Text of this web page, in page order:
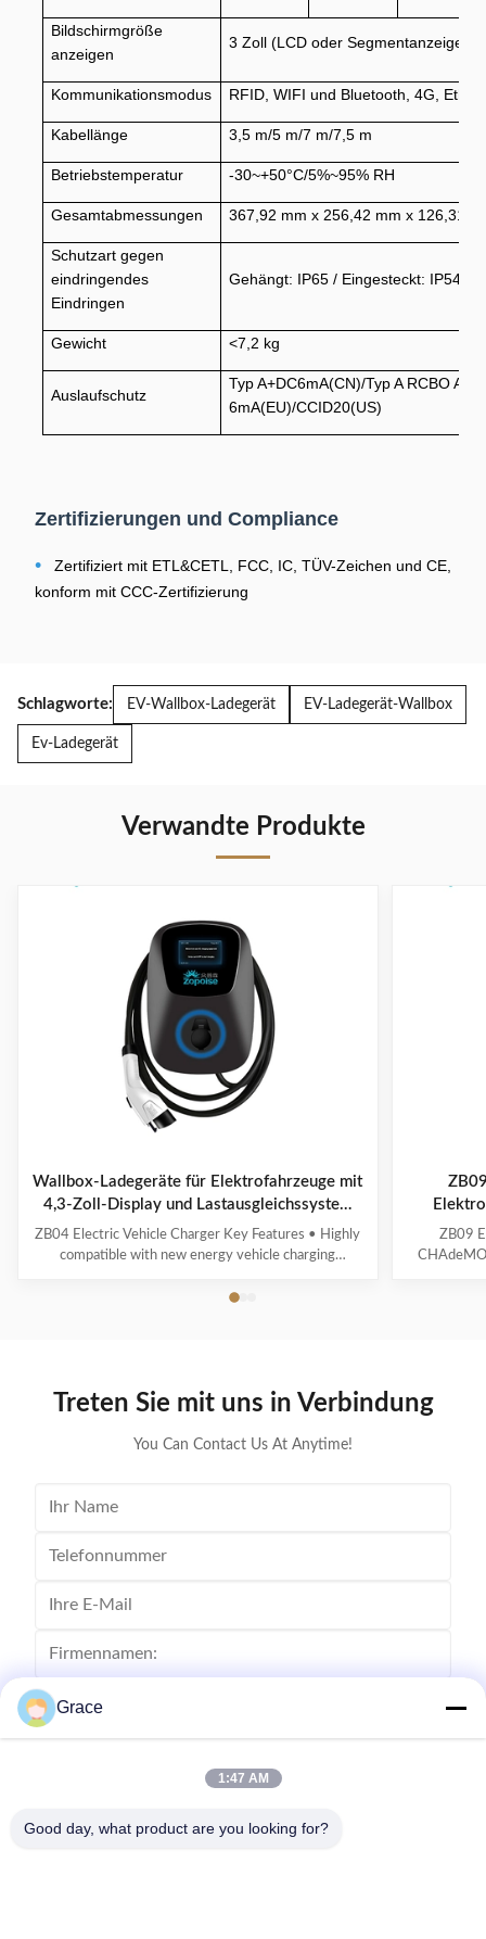
Bildschirmgröße
anzeigen
3 Zoll (LCD oder Segmentanzeige
Kommunikationsmodus RFID, WIFI und Bluetooth, 4G,
Kabellänge 3,5 m/5 m/7 m/7,5 m
Betriebstemperatur -30~+50°C/5%~95% RH
Gesamtabmessungen 367,92 mm x 256,42 mm x 126,31
Schutzart gegen
eindringendes
Eindringen
Gehängt: IP65 / Eingesteckt: IP54
Gewicht <7,2 kg
Auslaufschutz
Typ A+DC6mA(CN)/Typ A RCBO AC
6mA(EU)/CCID20(US)
Zertifizierungen und Compliance
•
Zertifiziert mit ETL&CETL, FCC, IC, TÜV-Zeichen und CE,
konform mit CCC-Zertifizierung
Schlagworte: EV-Wallbox-Ladegerät EV-Ladegerät-Wallbox
Ev-Ladegerät
Verwandte Produkte
Wallbox-Ladegeräte für Elektrofahrzeuge mit
4,3-Zoll-Display und Lastausgleichssystem
OCPP 1.6-Protokoll ZB04
ZB04 Electric Vehicle Charger Key Features • Highly
compatible with new energy vehicle charging
with real-time voltage/current monitoring and precise
ZB09
Treten Sie mit uns in Verbindung
You Can Contact Us At Anytime!
Senden Sie
Grace
1:47 AM
Good day, what product are you looking for?